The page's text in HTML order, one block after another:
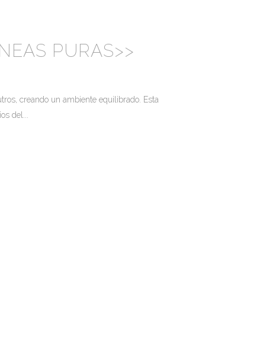
PURAS>>
creando un ambiente equilibrado. Esta
del...